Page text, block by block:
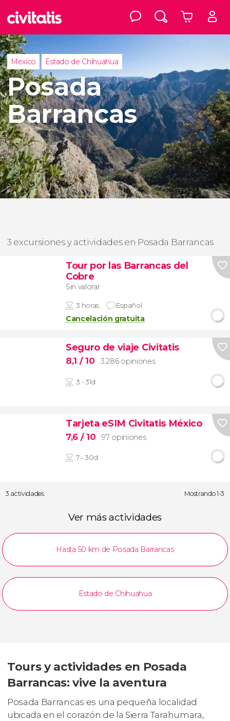
México Estado de Chihuahua
Posada
Barrancas
3 excursiones y actividades en Posada Barrancas
Tour por las Barrancas del
Cobre
Sin valorar
3 horas Español
Cancelación gratuita
Seguro de viaje Civitatis
8,1 / 10 3.286 opiniones
3 - 31d
Tarjeta eSIM Civitatis México
7,6 / 10 97 opiniones
7 - 30d
3 actividades Mostrando 1-3
Ver más actividades
Hasta 50 km de Posada Barrancas
Estado de Chihuahua
Tours y actividades en Posada
Barrancas: vive la aventura
Posada Barrancas es una pequeña localidad
ubicada en el corazón de la Sierra Tarahumara,